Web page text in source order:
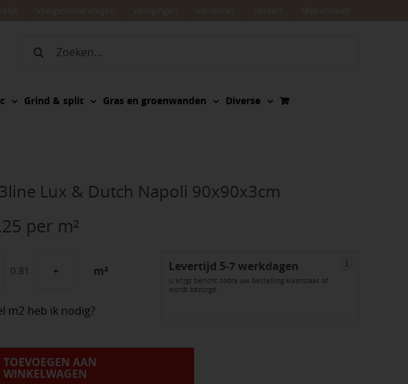
Zoeken
Grind & split Gras en groenwanden Diverse
Lux & Dutch Napoli 90x90x3cm
per m²
Cera3line
&
Napoli
90x90x3cm
m² Levertijd 5-7 werkdagen
U krijgt bericht zodra uw bestelling klaarstaat of
wordt bezorgd.
i
m2 heb ik nodig?
TOEVOEGEN AAN
WINKELWAGEN